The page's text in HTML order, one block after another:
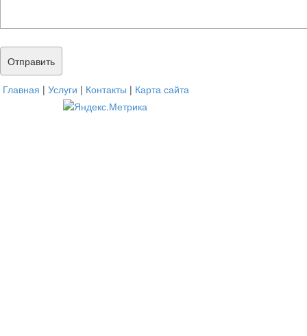
Главная | Услуги | Контакты | Карта сайта